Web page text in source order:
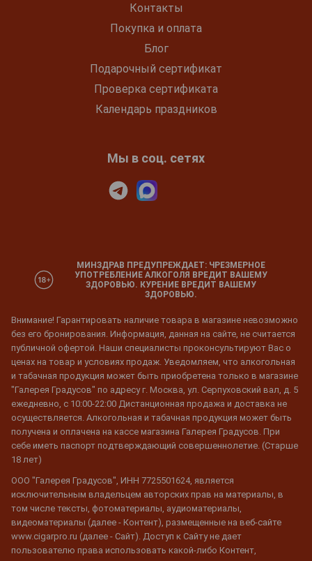
Контакты
Покупка и оплата
Блог
Подарочный сертификат
Проверка сертификата
Календарь праздников
Мы в соц. сетях
МИНЗДРАВ ПРЕДУПРЕЖДАЕТ: ЧРЕЗМЕРНОЕ
УПОТРЕБЛЕНИЕ АЛКОГОЛЯ ВРЕДИТ ВАШЕМУ
ЗДОРОВЬЮ. КУРЕНИЕ ВРЕДИТ ВАШЕМУ
ЗДОРОВЬЮ.
Внимание! Гарантировать наличие товара в магазине невозможно
без его бронирования. Информация, данная на сайте, не считается
публичной офертой. Наши специалисты проконсультируют Вас о
ценах на товар и условиях продаж. Уведомляем, что алкогольная
и табачная продукция может быть приобретена только в магазине
"Галерея Градусов" по адресу г. Москва, ул. Серпуховский вал, д. 5
ежедневно, с 10:00-22:00 Дистанционная продажа и доставка не
осуществляется. Алкогольная и табачная продукция может быть
получена и оплачена на кассе магазина Галерея Градусов. При
себе иметь паспорт подтверждающий совершеннолетие. (Старше
18 лет)
ООО "Галерея Градусов", ИНН 7725501624, является
исключительным владельцем авторских прав на материалы, в
том числе тексты, фотоматериалы, аудиоматериалы,
видеоматериалы (далее - Контент), размещенные на веб-сайте
www.cigarpro.ru (далее - Сайт). Доступ к Сайту не дает
пользователю права использовать какой-либо Контент,